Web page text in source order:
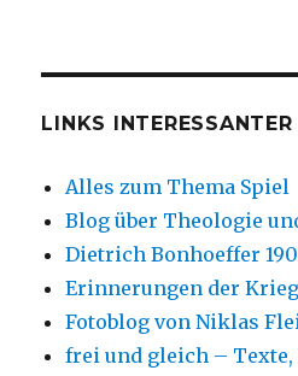
LINKS INTERESSANTER
Alles zum Thema Spiel
Blog über Theologie
Dietrich Bonhoeffer
Erinnerungen der
Fotoblog von Niklas
frei und gleich – Texte,